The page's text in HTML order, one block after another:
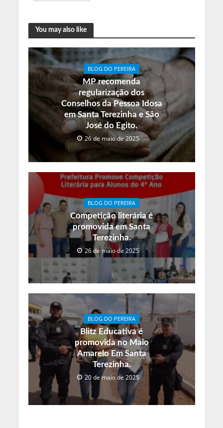
You may also like
BLOG DO PEREIRA
MP recomenda
regularização dos
Conselhos da Pessoa Idosa
em Santa Terezinha e São
José do Egito.
26 de maio de 2025
BLOG DO PEREIRA
Competição literária é
promovida em Santa
Terezinha.
26 de maio de 2025
BLOG DO PEREIRA
Blitz Educativa é
promovida no Maio
Amarelo Em Santa
Terezinha.
20 de maio de 2025